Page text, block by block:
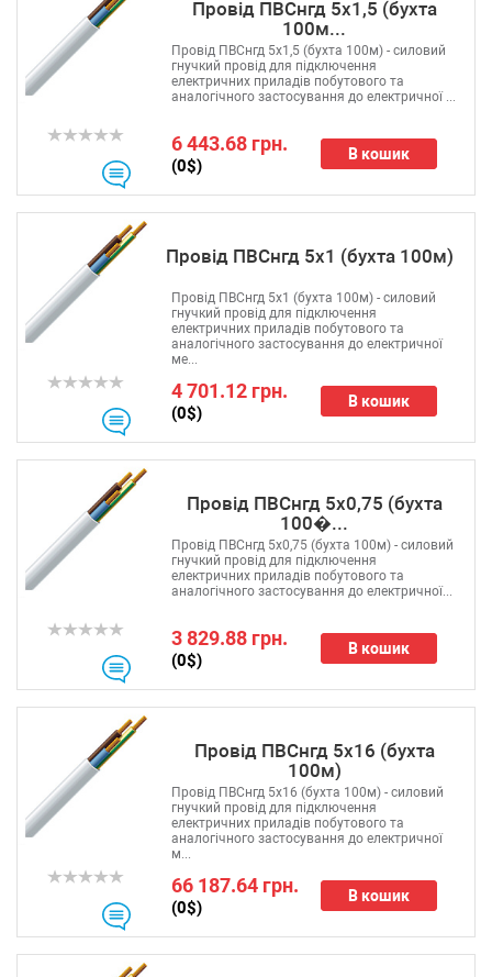
Провід ПВСнгд 5х1,5 (бухта
100м...
6 443.68 грн.
(0$)
В кошик
Провід ПВСнгд 5х1,5 (бухта 100м) - силовий
гнучкий провід для підключення
електричних приладів побутового та
аналогічного застосування до електричної ...
Провід ПВСнгд 5х1 (бухта 100м)
4 701.12 грн.
(0$)
В кошик
Провід ПВСнгд 5х1 (бухта 100м) - силовий
гнучкий провід для підключення
електричних приладів побутового та
аналогічного застосування до електричної
ме...
Провід ПВСнгд 5х0,75 (бухта
100�...
3 829.88 грн.
(0$)
В кошик
Провід ПВСнгд 5х0,75 (бухта 100м) - силовий
гнучкий провід для підключення
електричних приладів побутового та
аналогічного застосування до електричної...
Провід ПВСнгд 5x16 (бухта
100м)
66 187.64 грн.
(0$)
В кошик
Провід ПВСнгд 5x16 (бухта 100м) - силовий
гнучкий провід для підключення
електричних приладів побутового та
аналогічного застосування до електричної
м...